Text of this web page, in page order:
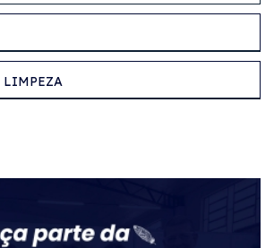
LIMPEZA